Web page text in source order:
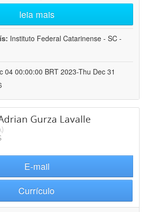
leia mais
Instituto Federal Catarinense - SC -
04 00:00:00 BRT 2023-Thu Dec 31
Gurza Lavalle
E-mail
Currículo